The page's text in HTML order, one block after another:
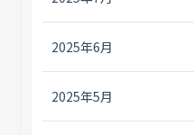
2025年6月
2025年5月